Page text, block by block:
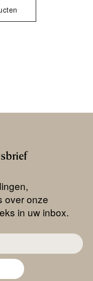
over onze
in uw inbox.